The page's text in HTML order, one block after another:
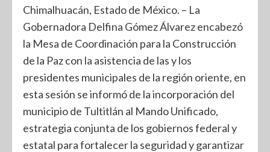
Chimalhuacán, Estado de México. – La
Gobernadora Delfina Gómez Álvarez encabezó
la Mesa de Coordinación para la Construcción
de la Paz con la asistencia de las y los
presidentes municipales de la región oriente, en
esta sesión se informó de la incorporación del
municipio de Tultitlán al Mando Unificado,
estrategia conjunta de los gobiernos federal y
estatal para fortalecer la seguridad y garantizar